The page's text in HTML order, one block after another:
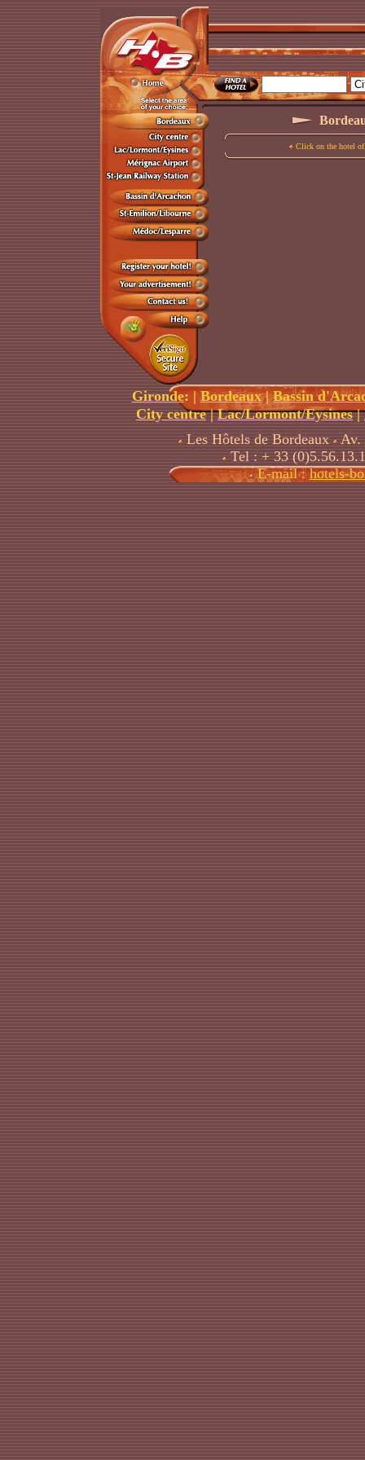
Click on the hotel of
Gironde: | Bordeaux|Bassin
City centre|Lac/Lormont/Eysines|
Les Hôtels de Bordeaux Av.
Tel : + 33
E-mail :hotels-